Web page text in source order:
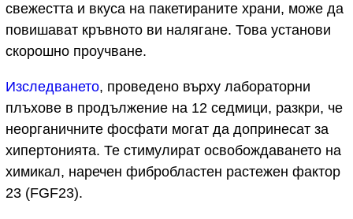
свежестта и вкуса на пакетираните храни, може да
повишават кръвното ви налягане. Това установи
скорошно проучване.
Изследването, проведено върху лабораторни
плъхове в продължение на 12 седмици, разкри, че
неорганичните фосфати могат да допринесат за
хипертонията. Те стимулират освобождаването на
химикал, наречен фибробластен растежен фактор
23 (FGF23).